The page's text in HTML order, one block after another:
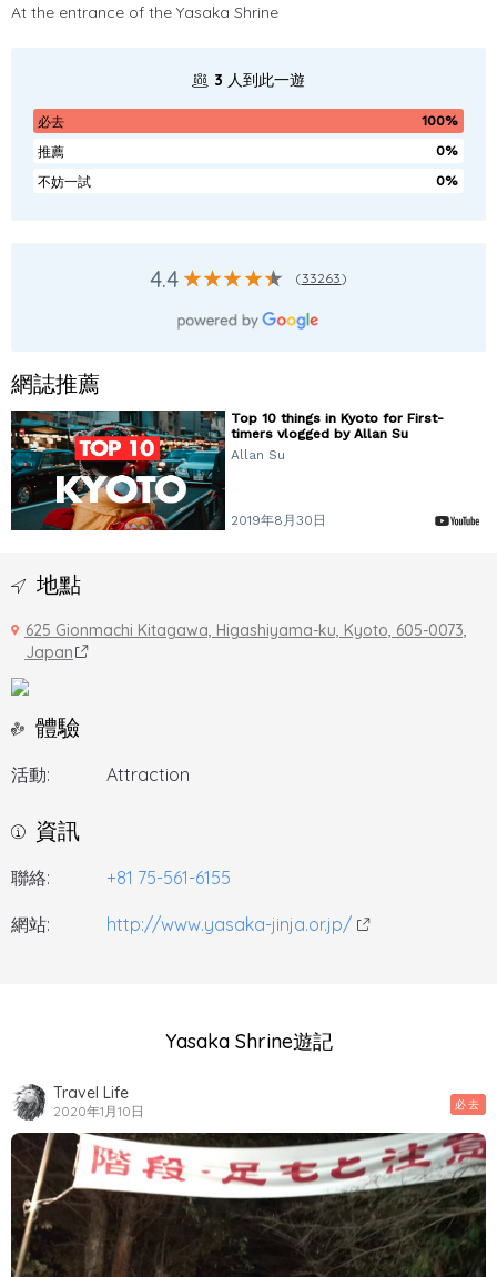
At the entrance of the Yasaka Shrine
3 人到此一遊
必去
100%
推薦
0%
不妨一試
0%
4.4 (33263)
網誌推薦
Top 10 things in Kyoto for First-
timers vlogged by Allan Su
Allan Su
2019年8月30日
地點
625 Gionmachi Kitagawa, Higashiyama-ku, Kyoto, 605-0073,
Japan
體驗
活動: Attraction
資訊
聯絡: +81 75-561-6155
網站: http://www.yasaka-jinja.or.jp/
Yasaka Shrine遊記
Travel Life
2020年1月10日 必去